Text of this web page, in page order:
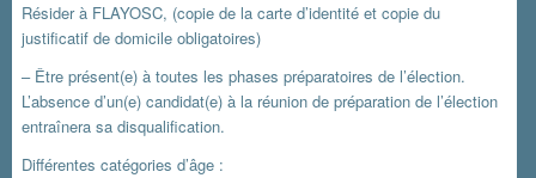
Résider à FLAYOSC, (copie de la carte d’identité et copie du
justificatif de domicile obligatoires)
– Être présent(e) à toutes les phases préparatoires de l’élection.
L’absence d’un(e) candidat(e) à la réunion de préparation de l’élection
entraînera sa disqualification.
Différentes catégories d’âge :